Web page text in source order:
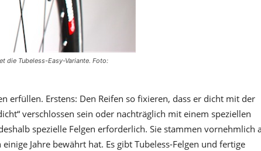
die Tubeless-Easy-Variante. Foto:
erfüllen. Erstens: Den Reifen so fixieren, dass er dicht mit der
verschlossen sein oder nachträglich mit einem speziellen
spezielle Felgen erforderlich. Sie stammen vornehmlich
Jahre bewährt hat. Es gibt Tubeless-Felgen und fertige